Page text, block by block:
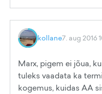
kollane7. aug 2016
Marx, pigem ei jõua,
tuleks vaadata ka
kogemus, kuidas AA